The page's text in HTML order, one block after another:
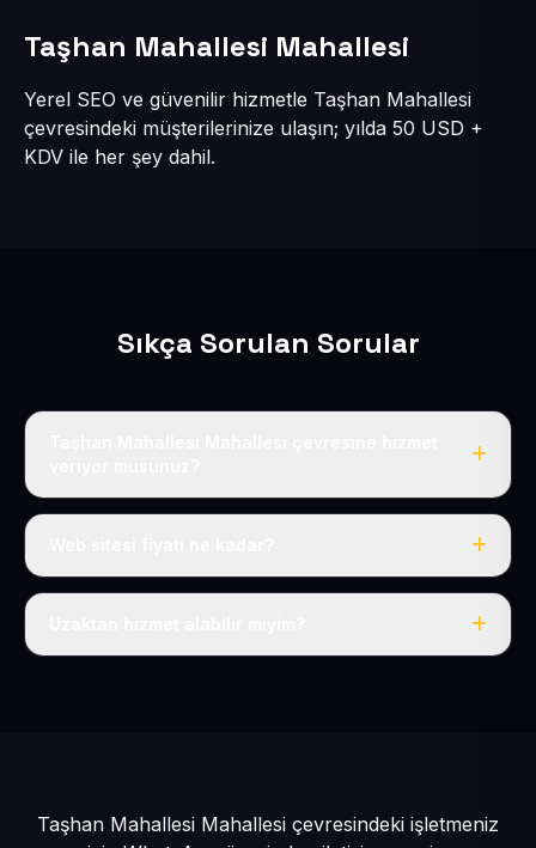
Taşhan Mahallesi Mahallesi
Yerel SEO ve güvenilir hizmetle Taşhan Mahallesi
çevresindeki müşterilerinize ulaşın; yılda 50 USD +
KDV ile her şey dahil.
Sıkça Sorulan Sorular
Evet, Taşhan Mahallesi dahil tüm Yahyalı ve Yahyalı
Tek fiyat: yılda 50 USD + KDV, her şey dahil.
Taşhan Mahallesi Mahallesi çevresindeki işletmeniz